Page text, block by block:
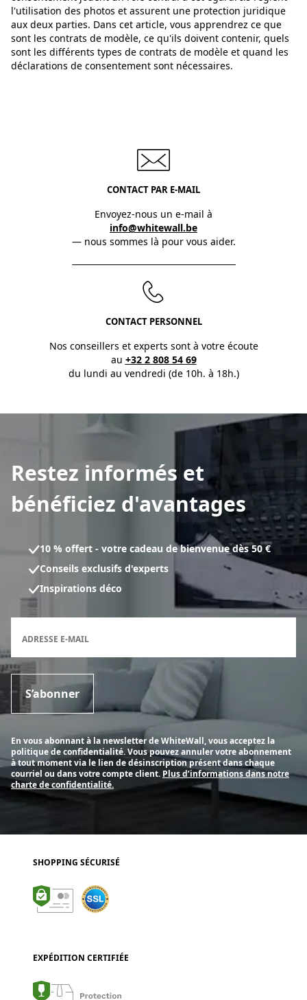
l'utilisation des photos et assurent une protection juridique
aux deux parties. Dans cet article, vous apprendrez ce que
sont les contrats de modèle, ce qu'ils doivent contenir, quels
sont les différents types de contrats de modèle et quand les
déclarations de consentement sont nécessaires.
CONTACT PAR E-MAIL
Envoyez-nous un e-mail à
info@whitewall.be
— nous sommes là pour vous aider.
CONTACT PERSONNEL
Nos conseillers et experts sont à votre écoute
au +32 2 808 54 69
du lundi au vendredi (de 10h. à 18h.)
Restez informés et
bénéficiez d'avantages
10 % offert - votre cadeau de bienvenue dès 50 €
Conseils exclusifs d'experts
Inspirations déco
ADRESSE E-MAIL
S’abonner
En vous abonnant à la newsletter de WhiteWall, vous acceptez la
politique de confidentialité. Vous pouvez annuler votre abonnement
à tout moment via le lien de désinscription présent dans chaque
courriel ou dans votre compte client. Plus d’informations dans notre
charte de confidentialité.
SHOPPING SÉCURISÉ
EXPÉDITION CERTIFIÉE